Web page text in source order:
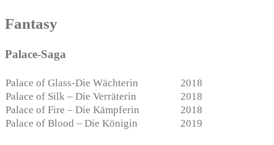
Fantasy
Palace-Saga
Palace of Glass-Die Wächterin
2018
Palace of Silk – Die Verräterin
2018
Palace of Fire – Die Kämpferin
2018
Palace of Blood – Die Königin
2019